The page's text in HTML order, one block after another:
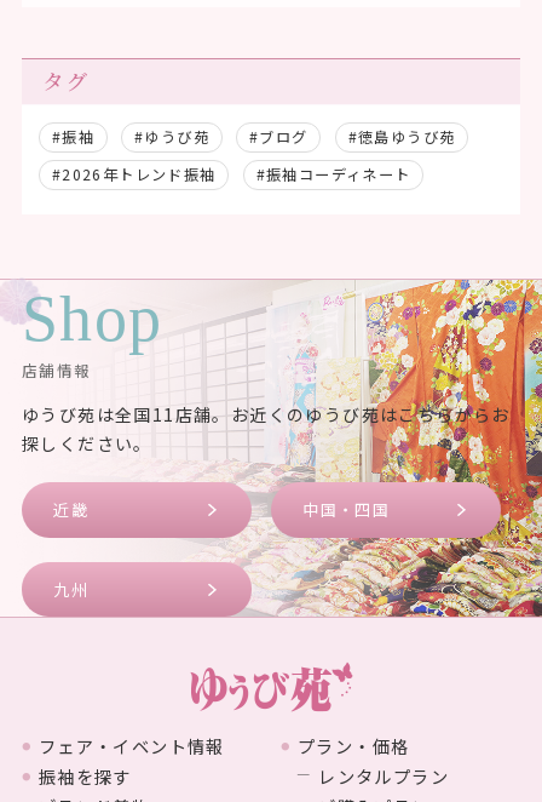
タグ
#振袖 #ゆうび苑 #ブログ
#徳島ゆうび苑
#2026年トレンド振袖
#振袖コーディネート
Shop
店舗情報
ゆうび苑は全国11店舗。お近くのゆうび苑はこちらからお
探しください。
近畿 中国・四国
九州
フェア・イベント情報
振袖を探す
プラン・価格
レンタルプラン